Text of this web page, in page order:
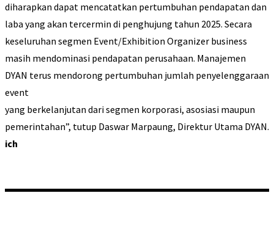
diharapkan dapat mencatatkan pertumbuhan pendapatan dan
laba yang akan tercermin di penghujung tahun 2025. Secara
keseluruhan segmen Event/Exhibition Organizer business
masih mendominasi pendapatan perusahaan. Manajemen
DYAN terus mendorong pertumbuhan jumlah penyelenggaraan
event
yang berkelanjutan dari segmen korporasi, asosiasi maupun
pemerintahan”, tutup Daswar Marpaung, Direktur Utama DYAN.
ich